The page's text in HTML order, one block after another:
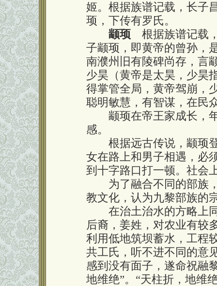
姬。根据族谱记载，长子
顼，下传有罗氏。
颛顼 根据族谱记载
子颛顼，即黄帝的曾孙，
南濮州旧有陵碑尚存，言
少昊（黄帝是太昊，少昊
得掌管全局，黄帝驾崩，
聪明敏慧，有智谋，在民
颛顼在帝王家成长，年
感。
根据远古传说，颛顼登
女在路上和男子相遇，必
到十字路口打一顿。社会
为了融合不同的部族，
教文化，认为九黎部族的
在治土治水的方略上同
后裔，姜姓，对农业有较
利用低地筑坝蓄水，工程
共工氏，听不进不同的意
感到没有面子，遂命祝融
地维绝”。“天柱折，地维